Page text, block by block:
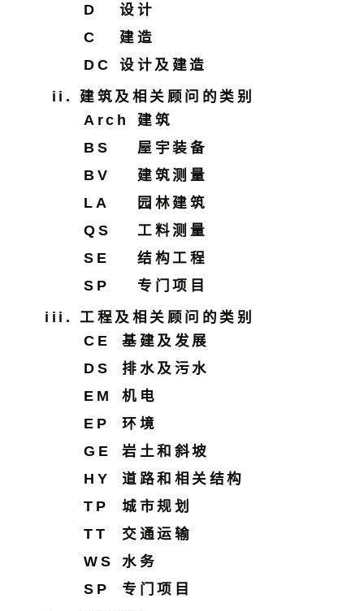
D
设计
C
建造
DC
设计及建造
建筑及相关顾问的类别
Arch
建筑
BS
屋宇装备
BV
建筑测量
LA
园林建筑
QS
工料测量
SE
结构工程
SP
专门项目
工程及相关顾问的类别
CE
基建及发展
DS
排水及污水
EM
机电
EP
环境
GE
岩土和斜坡
HY
道路和相关结构
TP
城市规划
TT
交通运输
WS
水务
SP
专门项目